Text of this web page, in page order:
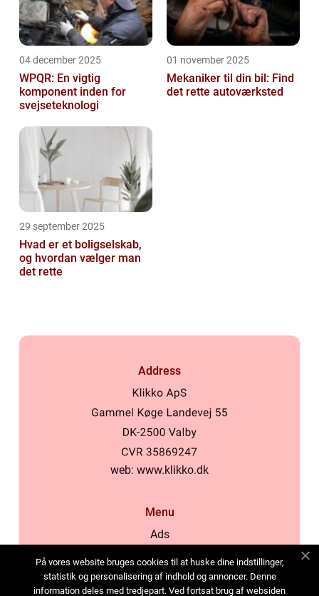
04 december 2025
WPQR: En vigtig
komponent inden for
svejseteknologi
01 november 2025
Mekaniker til din bil: Find
det rette autoværksted
29 september 2025
Hvad er et boligselskab,
og hvordan vælger man
det rette
Address
web: www.klikko.dk
Menu
Ads
Cookies
Contact
På vores website bruges cookies til at huske dine indstillinger,
statistik og personalisering af indhold og annoncer. Denne
information deles med tredjepart. Ved fortsat brug af websiden